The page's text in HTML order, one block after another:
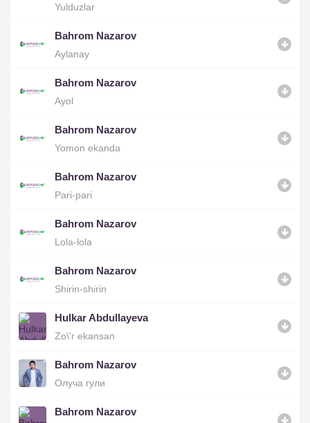
Yulduzlar
Bahrom Nazarov
Aylanay
Bahrom Nazarov
Ayol
Bahrom Nazarov
Yomon ekanda
Bahrom Nazarov
Pari-pari
Bahrom Nazarov
Lola-lola
Bahrom Nazarov
Shirin-shirin
Hulkar Abdullayeva
Zo\'r ekansan
Bahrom Nazarov
Олуча гули
Bahrom Nazarov